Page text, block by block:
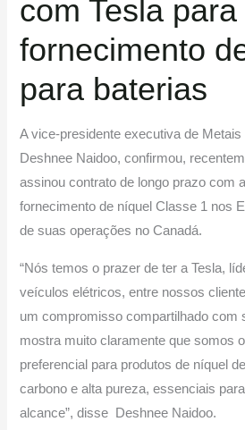
com Tesla para
fornecimento
para baterias
A vice-presidente executiva de Metais
Deshnee Naidoo, confirmou,
assinou contrato de longo prazo com
fornecimento de níquel Classe 1 nos
de suas operações no Canadá.
“Nós temos o prazer de ter a Tesla,
veículos elétricos, entre nossos
um compromisso compartilhado com
mostra muito claramente que somos
preferencial para produtos de níquel
carbono e alta pureza, essenciais
alcance”, disse Deshnee Naidoo.